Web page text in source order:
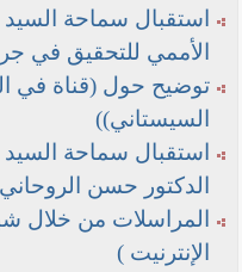
استقبال سماحة
الأممي للتحقيق في
توضيح حول (قناة في
السيستاني))
استقبال سماحة السيد
الدكتور حسن الروحاني
المراسلات من خلال
الإنترنيت )